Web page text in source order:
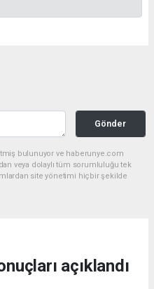
Gönder
bulunuyor ve haberunye.com
veya dolaylı tüm sorumluluğu tek
site yönetimi hiçbir şekilde
açıklandı